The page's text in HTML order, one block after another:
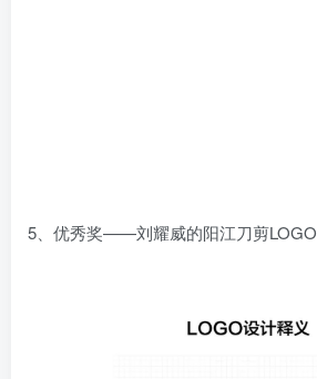
5、优秀奖——刘耀威的阳江刀剪LOGO